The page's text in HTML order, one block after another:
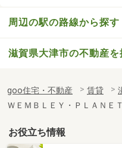
周辺の駅の路線から探す
滋賀県大津市の不動産を
goo住宅・不動産 賃貸
ＷＥＭＢＬＥＹ・ＰＬＡＮＥ
お役立ち情報